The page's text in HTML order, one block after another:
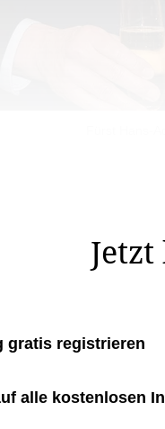
gratis registrieren
alle kostenlosen